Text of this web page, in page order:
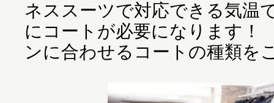
ネススーツで対応できる気温
にコートが必要になります
ンに合わせるコートの種類を